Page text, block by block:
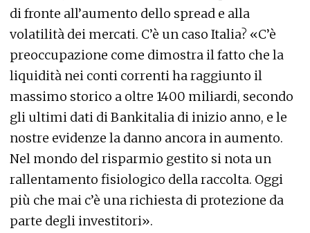
di fronte all’aumento dello spread e alla
volatilità dei mercati. C’è un caso Italia? «C’è
preoccupazione come dimostra il fatto che la
liquidità nei conti correnti ha raggiunto il
massimo storico a oltre 1400 miliardi, secondo
gli ultimi dati di Bankitalia di inizio anno, e le
nostre evidenze la danno ancora in aumento.
Nel mondo del risparmio gestito si nota un
rallentamento fisiologico della raccolta. Oggi
più che mai c’è una richiesta di protezione da
parte degli investitori».